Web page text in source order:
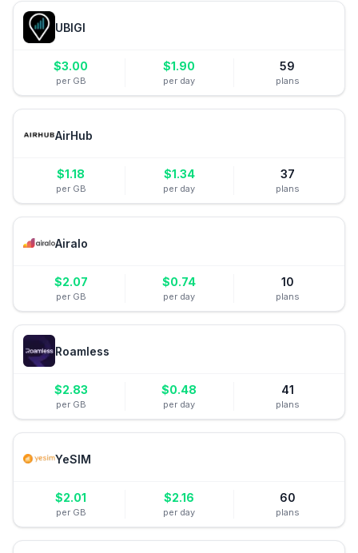
UBIGI
$3.00
per GB
$1.90
per day
59
plans
AirHub
$1.18
per GB
$1.34
per day
37
plans
Airalo
$2.07
per GB
$0.74
per day
10
plans
Roamless
$2.83
per GB
$0.48
per day
41
plans
YeSIM
$2.01
per GB
$2.16
per day
60
plans